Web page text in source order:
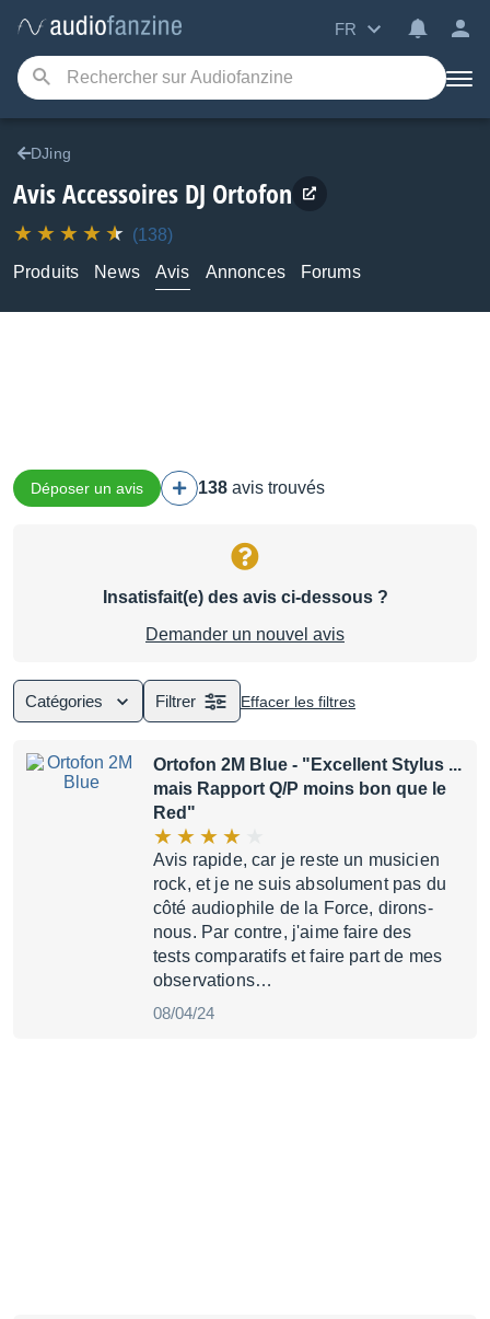
FR
DJing
Avis Accessoires DJ Ortofon
(138)
Produits
News Avis Annonces Forums
Déposer un avis 138 avis trouvés
Insatisfait(e) des avis ci-dessous ?
Demander un nouvel avis
Catégories Filtrer Effacer les filtres
Ortofon 2M Blue - "Excellent Stylus ...
mais Rapport Q/P moins bon que le
Red"
Avis rapide, car je reste un musicien
rock, et je ne suis absolument pas du
côté audiophile de la Force, dirons-
nous. Par contre, j'aime faire des
tests comparatifs et faire part de mes
observations…
08/04/24